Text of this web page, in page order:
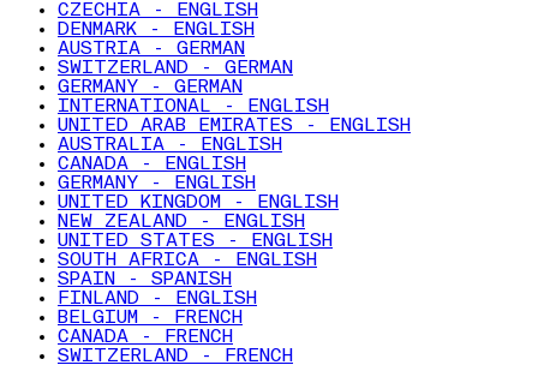
CZECHIA - ENGLISH
DENMARK - ENGLISH
AUSTRIA - GERMAN
SWITZERLAND - GERMAN
GERMANY - GERMAN
INTERNATIONAL - ENGLISH
UNITED ARAB EMIRATES - ENGLISH
AUSTRALIA - ENGLISH
CANADA - ENGLISH
GERMANY - ENGLISH
UNITED KINGDOM - ENGLISH
NEW ZEALAND - ENGLISH
UNITED STATES - ENGLISH
SOUTH AFRICA - ENGLISH
SPAIN - SPANISH
FINLAND - ENGLISH
BELGIUM - FRENCH
CANADA - FRENCH
SWITZERLAND - FRENCH